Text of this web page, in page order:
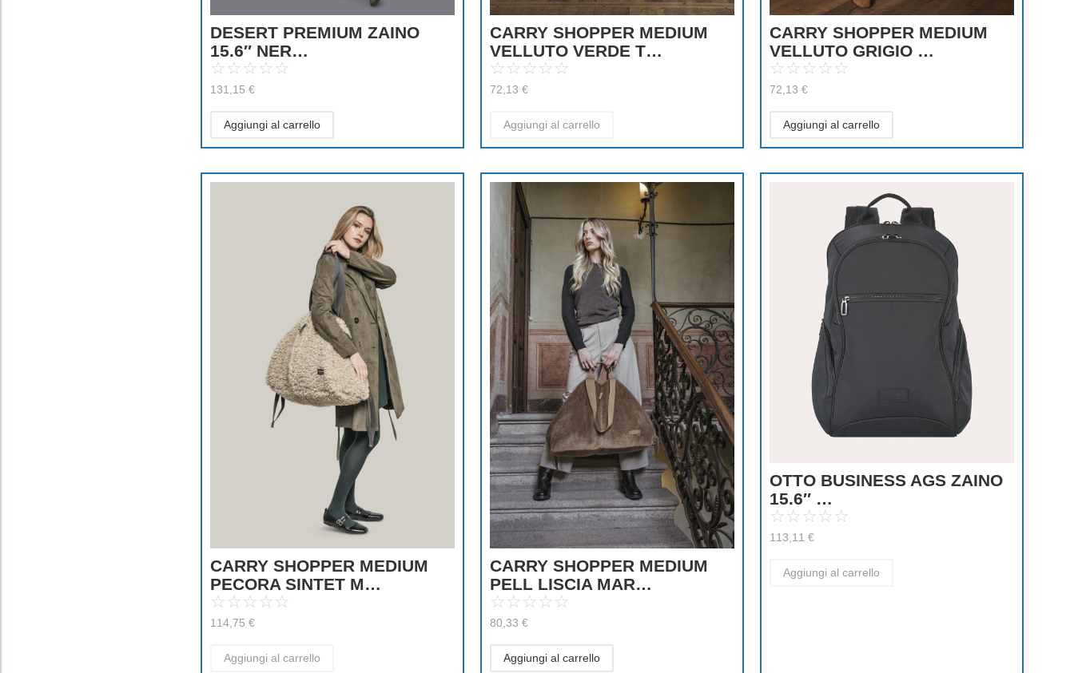
DESERT PREMIUM ZAINO
15.6″ NER…
☆☆☆☆☆
131,15€
Aggiungi al carrello
CARRY SHOPPER MEDIUM
VELLUTO VERDE T…
☆☆☆☆☆
72,13€
Aggiungi al carrello
CARRY SHOPPER MEDIUM
VELLUTO GRIGIO …
☆☆☆☆☆
72,13€
Aggiungi al carrello
CARRY SHOPPER MEDIUM
PECORA SINTET M…
☆☆☆☆☆
114,75€
Aggiungi al carrello
CARRY SHOPPER MEDIUM
PELL LISCIA MAR…
☆☆☆☆☆
80,33€
Aggiungi al carrello
OTTO BUSINESS AGS ZAINO
15.6″ …
☆☆☆☆☆
113,11€
Aggiungi al carrello